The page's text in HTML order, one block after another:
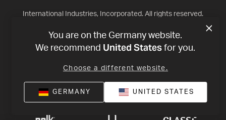
International Industries, Incorporated. All rights reserved.
You are on the Germany website.
We recommend United States for you.
Choose a different website.
GERMANY UNITED STATES